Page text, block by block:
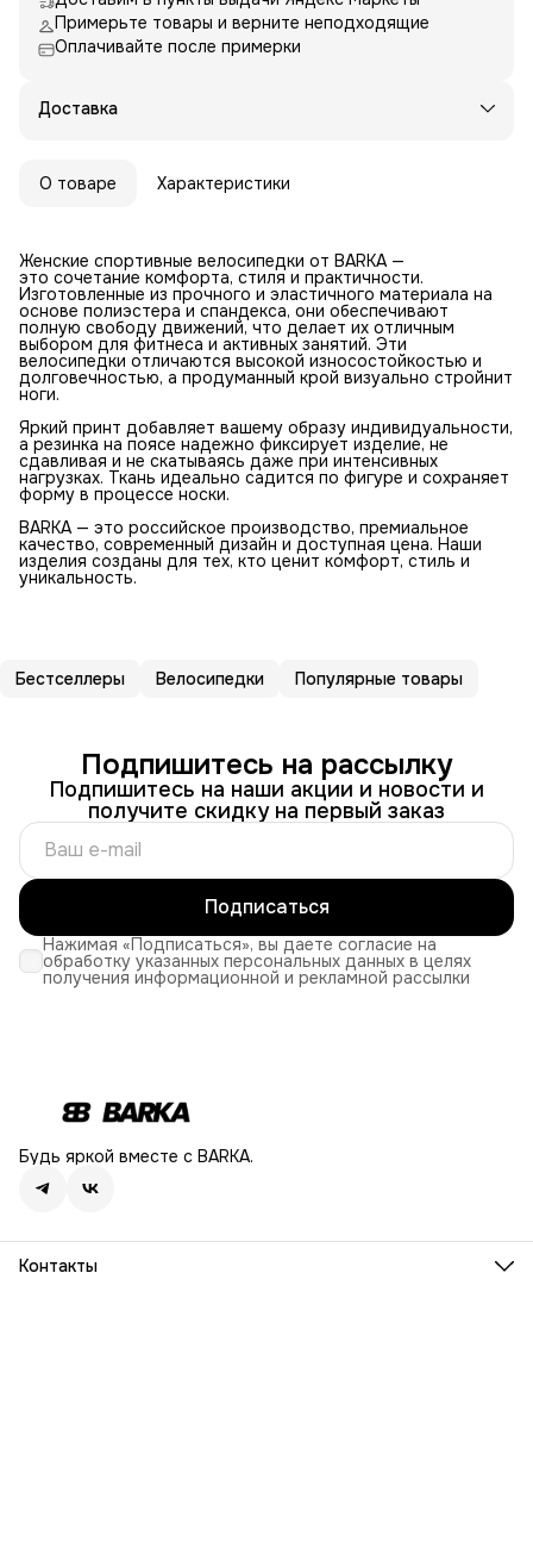
Примерьте товары и верните неподходящие
Оплачивайте после примерки
Доставка
О товаре Характеристики
Женские спортивные велосипедки от BARKA —
это сочетание комфорта, стиля и практичности.
Изготовленные из прочного и эластичного материала на
основе полиэстера и спандекса, они обеспечивают
полную свободу движений, что делает их отличным
выбором для фитнеса и активных занятий. Эти
велосипедки отличаются высокой износостойкостью и
долговечностью, а продуманный крой визуально стройнит
ноги.
Яркий принт добавляет вашему образу индивидуальности,
а резинка на поясе надежно фиксирует изделие, не
сдавливая и не скатываясь даже при интенсивных
нагрузках. Ткань идеально садится по фигуре и сохраняет
форму в процессе носки.
BARKA — это российское производство, премиальное
качество, современный дизайн и доступная цена. Наши
изделия созданы для тех, кто ценит комфорт, стиль и
уникальность.
Бестселлеры Велосипедки Популярные товары
Подпишитесь на рассылку
Подпишитесь на наши акции и новости и
получите скидку на первый заказ
Подписаться
Нажимая «Подписаться», вы даете согласие на
обработку указанных персональных данных в целях
получения информационной и рекламной рассылки
Будь яркой вместе с BARKA.
Контакты